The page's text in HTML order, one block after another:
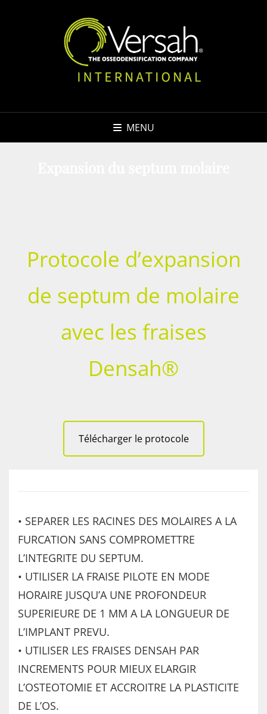
MENU
Protocole d’expansion
de septum de molaire
avec les fraises
Densah®
Télécharger le protocole
• SEPARER LES RACINES DES MOLAIRES A LA
FURCATION SANS COMPROMETTRE
L’INTEGRITE DU SEPTUM.
• UTILISER LA FRAISE PILOTE EN MODE
HORAIRE JUSQU’A UNE PROFONDEUR
SUPERIEURE DE 1 MM A LA LONGUEUR DE
L’IMPLANT PREVU.
• UTILISER LES FRAISES DENSAH PAR
INCREMENTS POUR MIEUX ELARGIR
L’OSTEOTOMIE ET ACCROITRE LA PLASTICITE
DE L’OS.